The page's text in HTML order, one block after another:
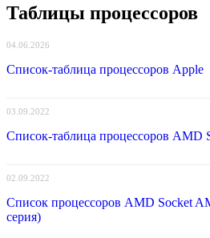
Таблицы процессоров
04.06.2026
Список-таблица процессоров Apple
03.09.2022
Список-таблица процессоров AMD
02.09.2022
Список процессоров AMD Socket
серия)